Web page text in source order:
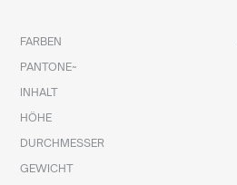
FARBEN
PANTONE~
INHALT
HÖHE
DURCHMESSER
GEWICHT